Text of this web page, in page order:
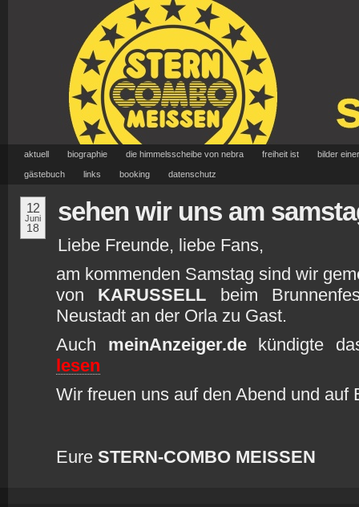
aktuell biographie die himmelsscheibe von nebra freiheit ist bilder
gästebuch links booking datenschutz
12
Juni
18
sehen wir uns am
Liebe Freunde, liebe Fans,
am kommenden Samstag sind wir
von KARUSSELL beim
Neustadt an der Orla zu Gast.
Auch meinAnzeiger.dekündigte
lesen
Wir freuen uns auf den Abend und auf
Eure STERN-COMBO MEISSEN